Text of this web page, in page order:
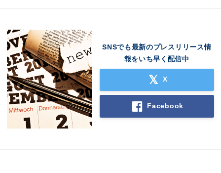
SNSでも最新のプレスリリース情
報をいち早く配信中
X
Facebook